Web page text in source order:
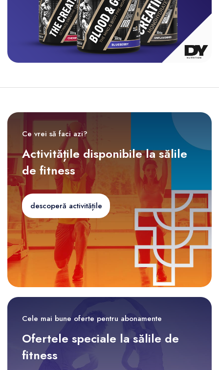
Ce vrei să faci azi?
Activitățile disponibile la sălile
de fitness
descoperă activitățile
Cele mai bune oferte pentru abonamente
Ofertele speciale la sălile de
fitness